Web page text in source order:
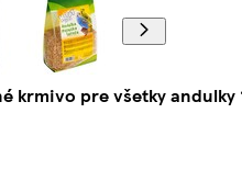
krmivo pre všetky andulky